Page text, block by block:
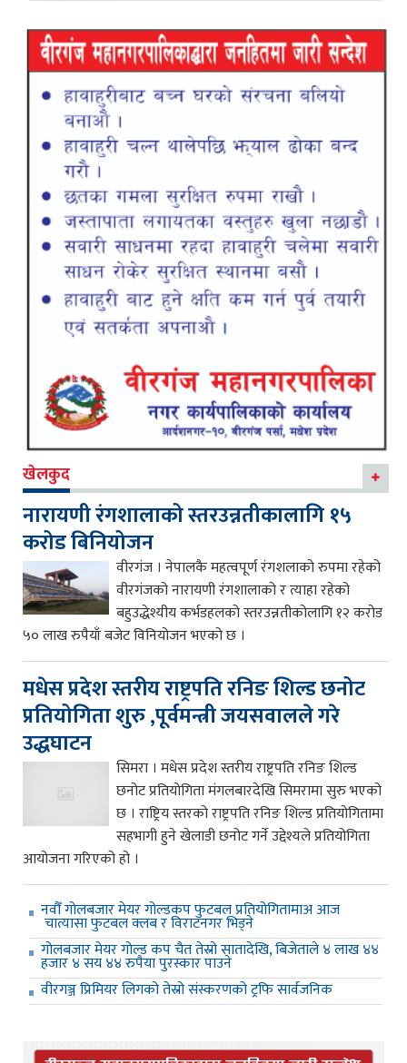
खेलकुद
नारायणी रंगशालाको स्तरउन्नतीकालागि १५
करोड बिनियोजन
वीरगंज । नेपालकै महत्वपूर्ण रंगशलाको रुपमा रहेको
वीरगंजको नारायणी रंगशालाको र त्याहा रहेको
बहुउद्धेश्यीय कर्भडहलको स्तरउन्नतीकोलागि १२ करोड
५० लाख रुपैयाँ बजेट विनियोजन भएको छ ।
मधेस प्रदेश स्तरीय राष्ट्रपति रनिङ शिल्ड छनोट
प्रतियोगिता शुरु ,पूर्वमन्त्री जयसवालले गरे
उद्धघाटन
सिमरा । मधेस प्रदेश स्तरीय राष्ट्रपति रनिङ शिल्ड
छनोट प्रतियोगिता मंगलबारदेखि सिमरामा सुरु भएको
छ । राष्ट्रिय स्तरको राष्ट्रपति रनिङ शिल्ड प्रतियोगितामा
सहभागी हुने खेलाडी छनोट गर्ने उद्देश्यले प्रतियोगिता
आयोजना गरिएको हो ।
नवौँ गोलबजार मेयर गोल्डकप फुटबल प्रतियोगितामाअ आज
चात्यासा फुटबल क्लब र विराटनगर भिड्ने
गोलबजार मेयर गोल्ड कप चैत तेस्रो सातादेखि, बिजेताले ४ लाख ४४
हजार ४ सय ४४ रुपैया पुरस्कार पाउने
वीरगञ्ज प्रिमियर लिगको तेस्रो संस्करणको ट्रफि सार्वजनिक